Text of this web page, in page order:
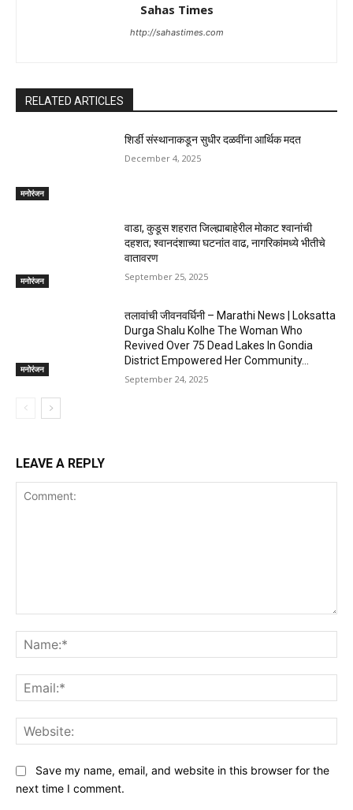
Sahas Times
http://sahastimes.com
RELATED ARTICLES
मनोरंजन
शिर्डी संस्थानाकडून सुधीर दळवींना आर्थिक मदत
December 4, 2025
मनोरंजन
वाडा, कुडूस शहरात जिल्ह्याबाहेरील मोकाट श्वानांची
दहशत; श्वानदंशाच्या घटनांत वाढ, नागरिकांमध्ये भीतीचे
वातावरण
September 25, 2025
मनोरंजन
तलावांची जीवनवर्धिनी – Marathi News | Loksatta
Durga Shalu Kolhe The Woman Who
Revived Over 75 Dead Lakes In Gondia
District Empowered Her Community...
September 24, 2025
LEAVE A REPLY
Save my name, email, and website in this browser for the
next time I comment.